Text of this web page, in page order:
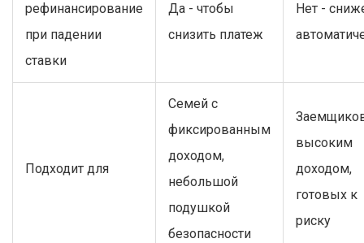
рефинансирование
при падении
ставки
Да - чтобы
снизить платеж
Нет -
Подходит для
Семей с
фиксированным
доходом,
небольшой
подушкой
безопасности
высоким
доходом,
готовых к
риску